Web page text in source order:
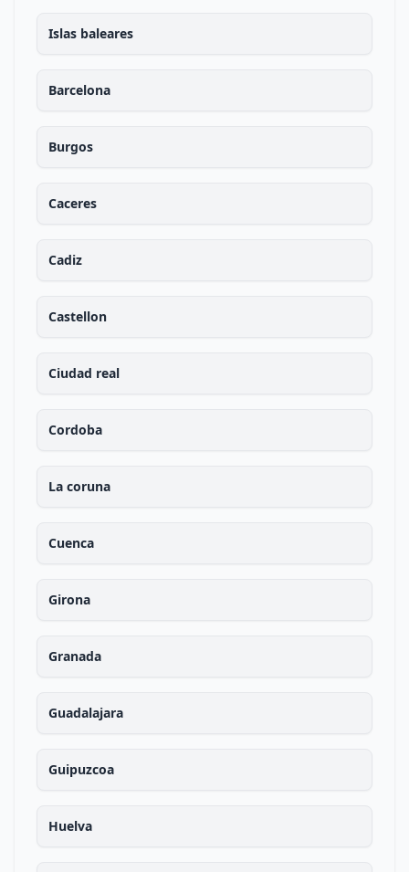
Islas baleares
Barcelona
Burgos
Caceres
Cadiz
Castellon
Ciudad real
Cordoba
La coruna
Cuenca
Girona
Granada
Guadalajara
Guipuzcoa
Huelva